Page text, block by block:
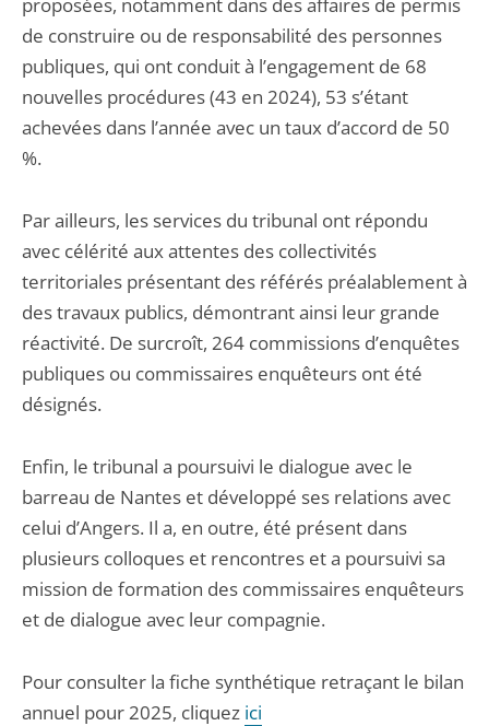
de construire ou de responsabilité des personnes
publiques, qui ont conduit à l’engagement de 68
nouvelles procédures (43 en 2024), 53 s’étant
achevées dans l’année avec un taux d’accord de 50
%.
Par ailleurs, les services du tribunal ont répondu
avec célérité aux attentes des collectivités
territoriales présentant des référés préalablement à
des travaux publics, démontrant ainsi leur grande
réactivité. De surcroît, 264 commissions d’enquêtes
publiques ou commissaires enquêteurs ont été
désignés.
Enfin, le tribunal a poursuivi le dialogue avec le
barreau de Nantes et développé ses relations avec
celui d’Angers. Il a, en outre, été présent dans
plusieurs colloques et rencontres et a poursuivi sa
mission de formation des commissaires enquêteurs
et de dialogue avec leur compagnie.
Pour consulter la fiche synthétique retraçant le bilan
annuel pour 2025, cliquez ici